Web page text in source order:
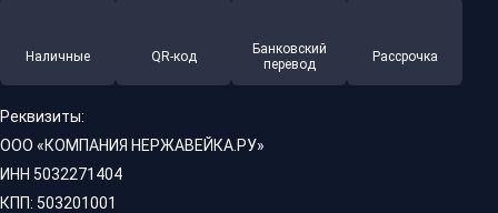
Наличные QR-код
Банковский
перевод
Рассрочка
Реквизиты:
ООО «КОМПАНИЯ НЕРЖАВЕЙКА.РУ»
ИНН 5032271404
КПП: 503201001